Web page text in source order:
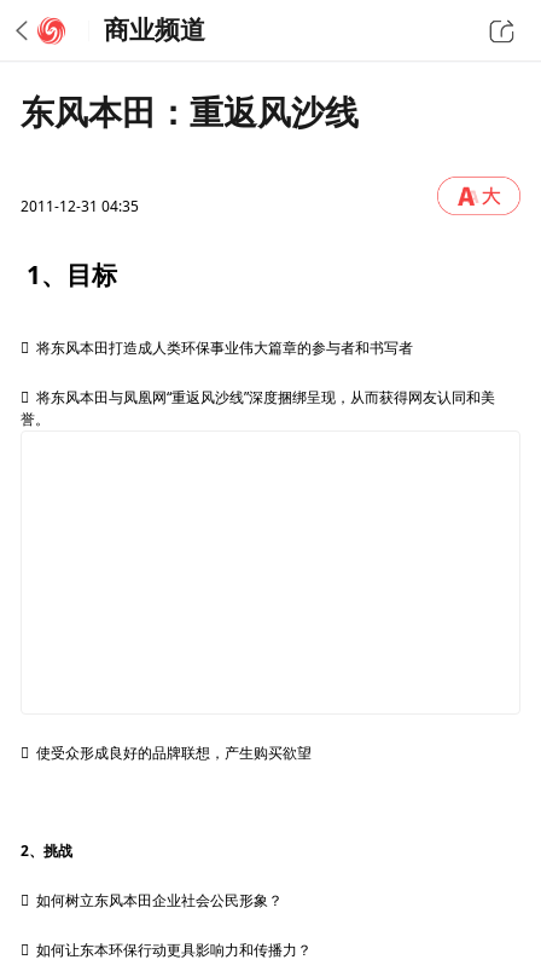
商业频道
东风本田：重返风沙线
2011-12-31 04:35
1、目标
 将东风本田打造成人类环保事业伟大篇章的参与者和书写者
 将东风本田与凤凰网“重返风沙线”深度捆绑呈现，从而获得网友认同和美
誉。
 使受众形成良好的品牌联想，产生购买欲望
2、挑战
 如何树立东风本田企业社会公民形象？
 如何让东本环保行动更具影响力和传播力？